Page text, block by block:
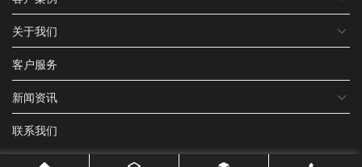
关于我们
客户服务
新闻资讯
联系我们